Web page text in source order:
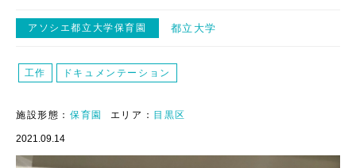
アソシエ都立大学保育園 都立大学
工作 ドキュメンテーション
施設形態： 保育園 エリア： 目黒区
2021.09.14